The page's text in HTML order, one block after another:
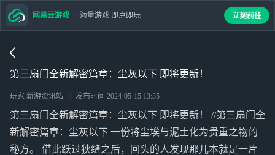
第三扇门全新解密篇章：尘灰以下 即将更新！
玩家 新游资讯站 发布时间 2024-05-15 13:35
第三扇门全新解密篇章：尘灰以下 即将更新！ //第三扇门全
新解密篇章：尘灰以下 一份将尘埃与泥土化为贵重之物的
秘方。 借此跃过狭缝之后，回头的人发现那儿本就是一片
网易云游戏 海量游戏 即点即玩 立刻前往